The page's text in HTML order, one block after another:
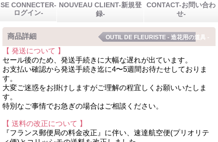
SE CONNECTER-
ログイン-
NOUVEAU CLIENT-新規登
録-
CONTACT-お問い合わ
せ-
商品詳細 OUTIL DE FLEURISTE - 造花用の道具 -
【 発送について 】
セール後のため、発送手続きに大幅な遅れが出ています。
お支払い確認から発送手続き迄に4〜5週間お待たせしておりま
す。
大変ご迷惑をお掛けしますがご理解の程宜しくお願いいたしま
す。
特別なご事情でお急ぎの場合はご相談ください。
【 送料の改正について 】
『フランス郵便局の料金改正』に伴い、速達航空便(プリオリテ